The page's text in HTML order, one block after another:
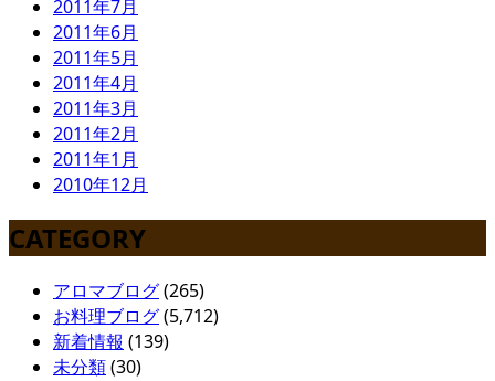
2011年7月
2011年6月
2011年5月
2011年4月
2011年3月
2011年2月
2011年1月
2010年12月
CATEGORY
アロマブログ(265)
お料理ブログ(5,712)
新着情報 (139)
未分類(30)